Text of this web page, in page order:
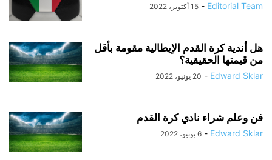
Editorial Team
- 15 أكتوبر، 2022
هل أندية كرة القدم الإيطالية مقومة بأقل
من قيمتها الحقيقية؟
Edward Sklar
- 20 يونيو، 2022
فن وعلم شراء نادي كرة القدم
Edward Sklar
- 6 يونيو، 2022